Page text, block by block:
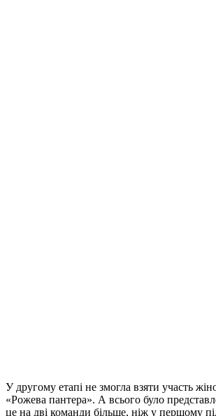
У другому етапі не змогла взяти участь
«Рожева пантера». А всього було
це на дві команди більше, ніж у першому